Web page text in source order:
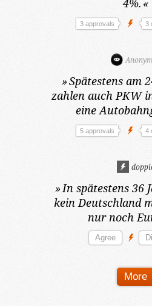
4%. «
3 approvals 3
»Spätestens am
zahlen auch PKW
eine
5 approvals 4
»In spätestens 36
kein Deutschland
nur noch
More